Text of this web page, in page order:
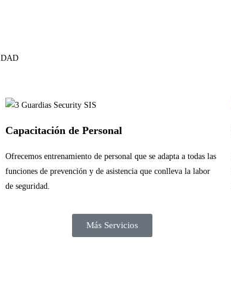
Capacitación de Personal
Ofrecemos entrenamiento de personal que se adapta a todas las
funciones de prevención y de asistencia que conlleva la labor
de seguridad.
Más Servicios